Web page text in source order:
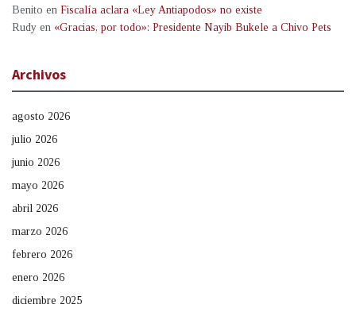
Benito en Fiscalía aclara «Ley Antiapodos» no existe
Rudy en «Gracias, por todo»: Presidente Nayib Bukele a Chivo Pets
Archivos
agosto 2026
julio 2026
junio 2026
mayo 2026
abril 2026
marzo 2026
febrero 2026
enero 2026
diciembre 2025